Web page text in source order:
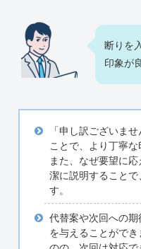
断りを
印象が
「申し訳ございま
ことで、より丁寧な
また、なぜ要望に
潔に説明すること
す。
代替案や次回への
を与えることがで